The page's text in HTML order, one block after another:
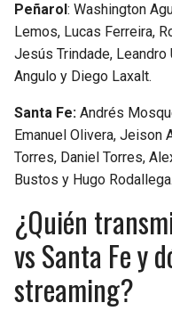
Peñarol: Washington
Lemos, Lucas Ferreira,
Jesús Trindade, Leandro
Angulo y Diego Laxalt.
Santa Fe: Andrés
Emanuel Olivera, Jeison
Torres, Daniel Torres,
Bustos y Hugo Rodallega.
¿Quién
vs Santa Fe y
streaming?